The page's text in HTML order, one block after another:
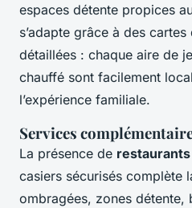
espaces détente propices
s’adapte grâce à des
détaillées : chaque aire de
chauffé sont facilement
l’expérience familiale.
Services
La présence de
casiers sécurisés complète
ombragées, zones détente,